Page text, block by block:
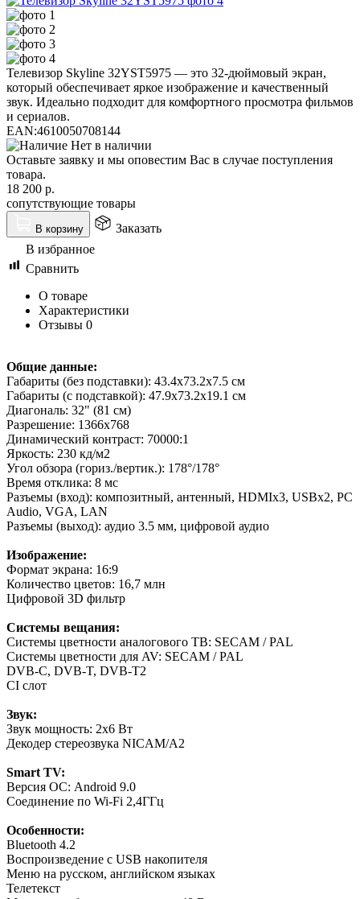
Телевизор Skyline 32YST5975 — это 32-дюймовый экран,
который обеспечивает яркое изображение и качественный
звук. Идеально подходит для комфортного просмотра фильмов
и сериалов.
EAN:4610050708144
Нет в наличии
Оставьте заявку и мы оповестим Вас в случае поступления
товара.
18 200 р.
сопутствующие товары
В корзину
Заказать
В избранное
Сравнить
О товаре
Характеристики
Отзывы 0
Общие данные:
Габариты (без подставки): 43.4x73.2x7.5 см
Габариты (с подставкой): 47.9x73.2x19.1 см
Диагональ: 32" (81 см)
Разрешение: 1366x768
Динамический контраст: 70000:1
Яркость: 230 кд/м2
Угол обзора (гориз./вертик.): 178°/178°
Время отклика: 8 мс
Разъемы (вход): композитный, антенный, HDMIx3, USBx2, PC
Audio, VGA, LAN
Разъемы (выход): аудио 3.5 мм, цифровой аудио
Изображение:
Формат экрана: 16:9
Количество цветов: 16,7 млн
Цифровой 3D фильтр
Системы вещания:
Системы цветности аналогового ТВ: SECAM / PAL
Системы цветности для AV: SECAM / PAL
DVB-C, DVB-T, DVB-T2
СI слот
Звук:
Звук мощность: 2x6 Вт
Декодер стереозвука NICAM/A2
Smart TV:
Версия ОС: Android 9.0
Соединение по Wi-Fi 2,4ГГц
Особенности:
Bluetooth 4.2
Воспроизведение с USB накопителя
Меню на русском, английском языках
Телетекст